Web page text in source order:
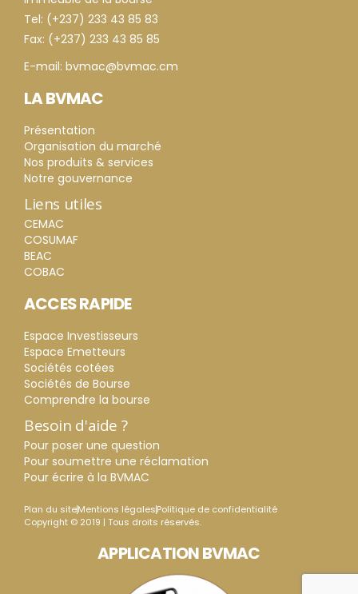
Tel: (+237) 233 43 85 83
Fax: (+237) 233 43 85 85
E-mail: bvmac@bvmac.cm
LA BVMAC
Présentation
Organisation du marché
Nos produits & services
Notre gouvernance
Liens utiles
CEMAC
COSUMAF
BEAC
COBAC
ACCES RAPIDE
Espace Investisseurs
Espace Emetteurs
Sociétés cotées
Sociétés de Bourse
Comprendre la bourse
Besoin d'aide ?
Pour poser une question
Pour soumettre une réclamation
Pour écrire à la BVMAC
Plan du siteMentions légalesPolitique de confidentialité
Copyright © 2019 | Tous droits réservés.
APPLICATION BVMAC